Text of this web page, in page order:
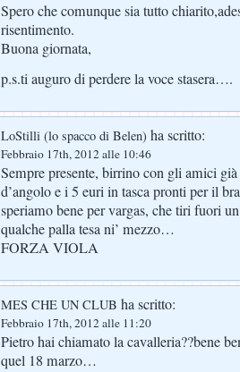
Spero che comunque sia tutto
risentimento.
Buona giornata,
p.s.ti auguro di perdere la voce stasera….
LoStilli (lo spacco di Belen) ha scritto:
Febbraio 17th, 2012 alle 10:46
Sempre presente, birrino con gli amici
d’angolo e i 5 euri in tasca pronti per il
speriamo bene per vargas, che tiri fuori
qualche palla tesa ni’ mezzo…
FORZA VIOLA
MES CHE UN CLUB ha scritto:
Febbraio 17th, 2012 alle 11:20
Pietro hai chiamato la cavalleria??bene
quel 18 marzo…